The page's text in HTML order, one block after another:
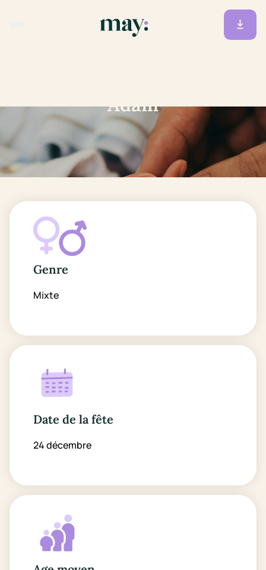
Adam
Genre
Mixte
Date de la fête
24 décembre